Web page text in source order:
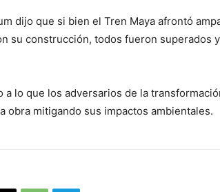
dijo que si bien el Tren Maya afrontó
su construcción, todos fueron superados
a lo que los adversarios de la
obra mitigando sus impactos ambientales.